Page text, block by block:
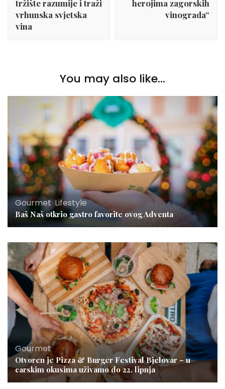
tržište razumije i traži
vrhunska svjetska
vina
herojima zagorskih
vinograda“
You may also like...
Gourmet,Lifestyle
Baš Naš otkrio gastro favorite ovog Adventa
Gourmet
Otvoren je Pizza & Burger Festival Bjelovar – u
carskim okusima uživamo do 22. lipnja